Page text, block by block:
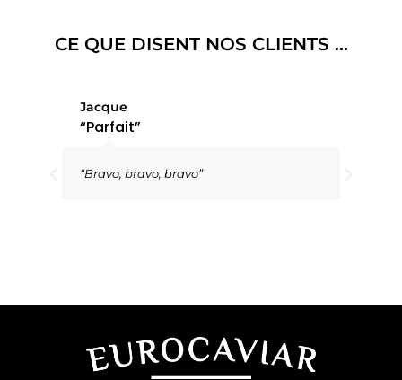
CE QUE DISENT NOS CLIENTS ...
“Bravo, bravo, bravo”
Jacque
“Parfait”